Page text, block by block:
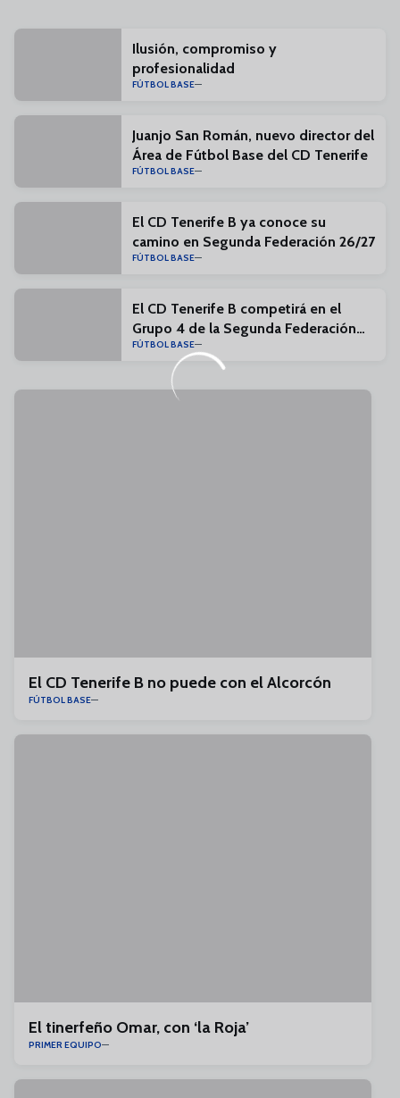
Ilusión, compromiso y
profesionalidad
FÚTBOL BASE
Juanjo San Román, nuevo director del
Área de Fútbol Base del CD Tenerife
FÚTBOL BASE
El CD Tenerife B ya conoce su
camino en Segunda Federación 26/27
FÚTBOL BASE
El CD Tenerife B competirá en el
Grupo 4 de la Segunda Federación
26/27
FÚTBOL BASE
El CD Tenerife B no puede con el Alcorcón
FÚTBOL BASE
El tinerfeño Omar, con ‘la Roja’
PRIMER EQUIPO